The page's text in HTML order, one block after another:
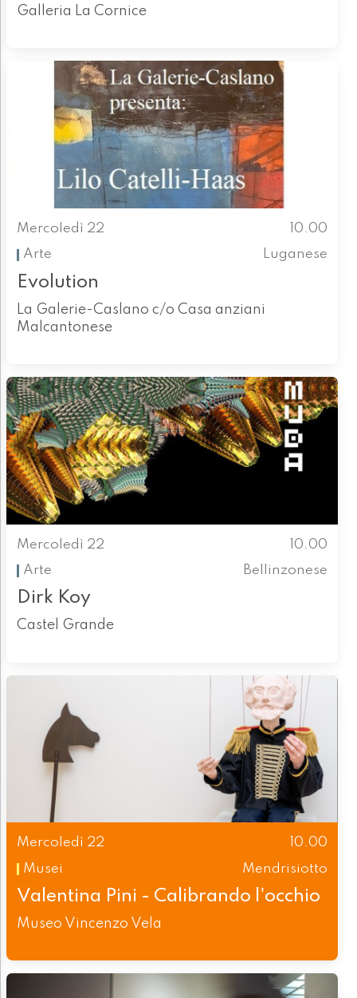
Galleria La Cornice
Mercoledì 22
10.00
Arte
Luganese
Evolution
La Galerie-Caslano c/o Casa anziani
Malcantonese
Mercoledì 22
10.00
Arte
Bellinzonese
Dirk Koy
Castel Grande
Mercoledì 22
10.00
Musei
Mendrisiotto
Valentina Pini - Calibrando l'occhio
Museo Vincenzo Vela